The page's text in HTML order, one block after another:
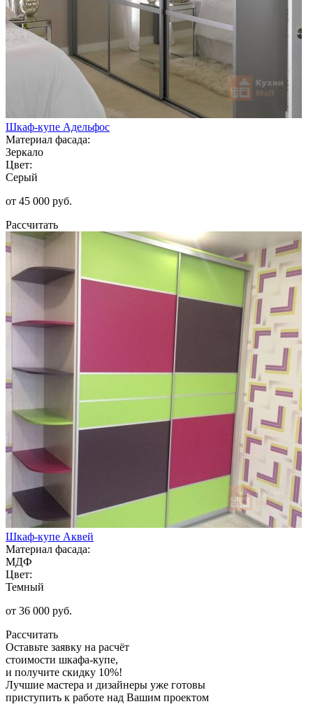
Шкаф-купе Адельфос
Материал фасада:
Зеркало
Цвет:
Серый
от 45 000 руб.
Рассчитать
Шкаф-купе Аквей
Материал фасада:
МДФ
Цвет:
Темный
от 36 000 руб.
Рассчитать
Оставьте заявку на расчёт
стоимости шкафа-купе,
и получите скидку 10%!
Лучшие мастера и дизайнеры уже готовы
приступить к работе над Вашим проектом